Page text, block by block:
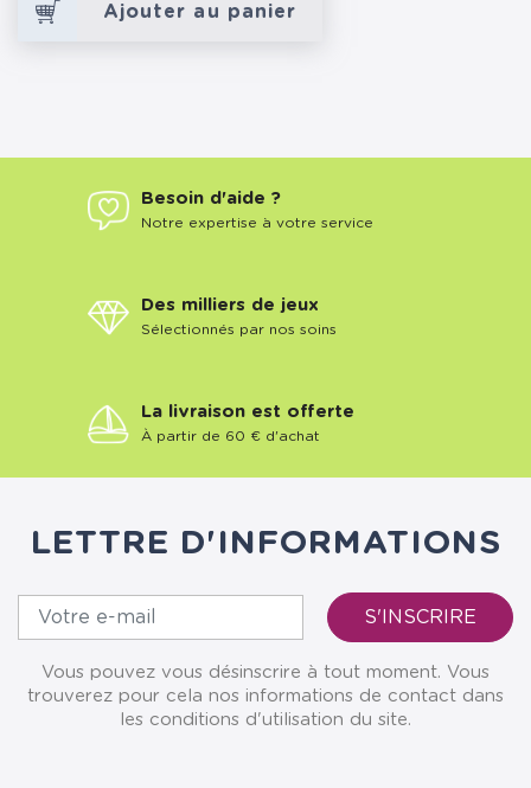
Ajouter au panier
Besoin d'aide ?
Notre expertise à votre service
Des milliers de jeux
Sélectionnés par nos soins
La livraison est offerte
À partir de 60 € d'achat
LETTRE D'INFORMATIONS
Vous pouvez vous désinscrire à tout moment. Vous
trouverez pour cela nos informations de contact dans
les conditions d'utilisation du site.